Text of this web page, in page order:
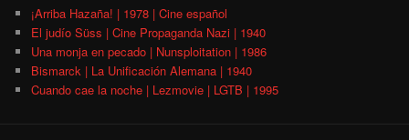
¡Arriba Hazaña! | 1978 | Cine español
El judío Süss | Cine Propaganda Nazi | 1940
Una monja en pecado | Nunsploitation | 1986
Bismarck | La Unificación Alemana | 1940
Cuando cae la noche | Lezmovie | LGTB | 1995